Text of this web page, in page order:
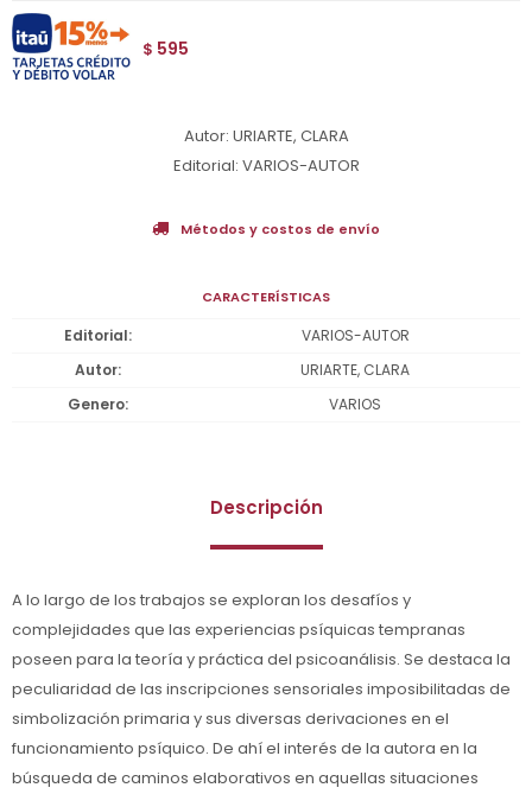
$ 595
Autor: URIARTE, CLARA
Editorial: VARIOS-AUTOR
Métodos y costos de envío
CARACTERÍSTICAS
Editorial
VARIOS-AUTOR
Autor
URIARTE, CLARA
Genero
VARIOS
Descripción
A lo largo de los trabajos se exploran los desafíos y
complejidades que las experiencias psíquicas tempranas
poseen para la teoría y práctica del psicoanálisis. Se destaca la
peculiaridad de las inscripciones sensoriales imposibilitadas de
simbolización primaria y sus diversas derivaciones en el
funcionamiento psíquico. De ahí el interés de la autora en la
búsqueda de caminos elaborativos en aquellas situaciones